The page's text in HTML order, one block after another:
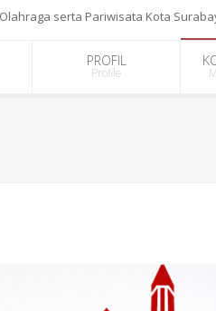
serta Pariwisata Kota
PROFIL
Profile